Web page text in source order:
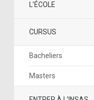
L’ÉCOLE
CURSUS
Bacheliers
Masters